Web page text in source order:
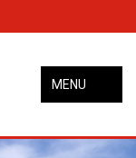
MENU